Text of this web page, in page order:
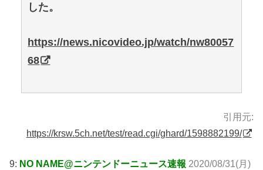
した。
https://news.nicovideo.jp/watch/nw80057
68
引用元:
https://krsw.5ch.net/test/read.cgi/ghard/1598882199/
9: NO NAME@ニンテンドーニュース速報 2020/08/31(月)